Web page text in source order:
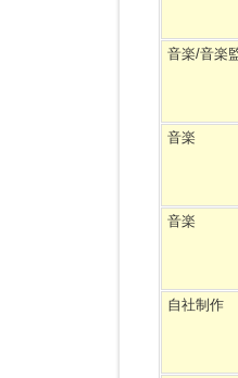
音楽/音楽
音楽
音楽
自社制作